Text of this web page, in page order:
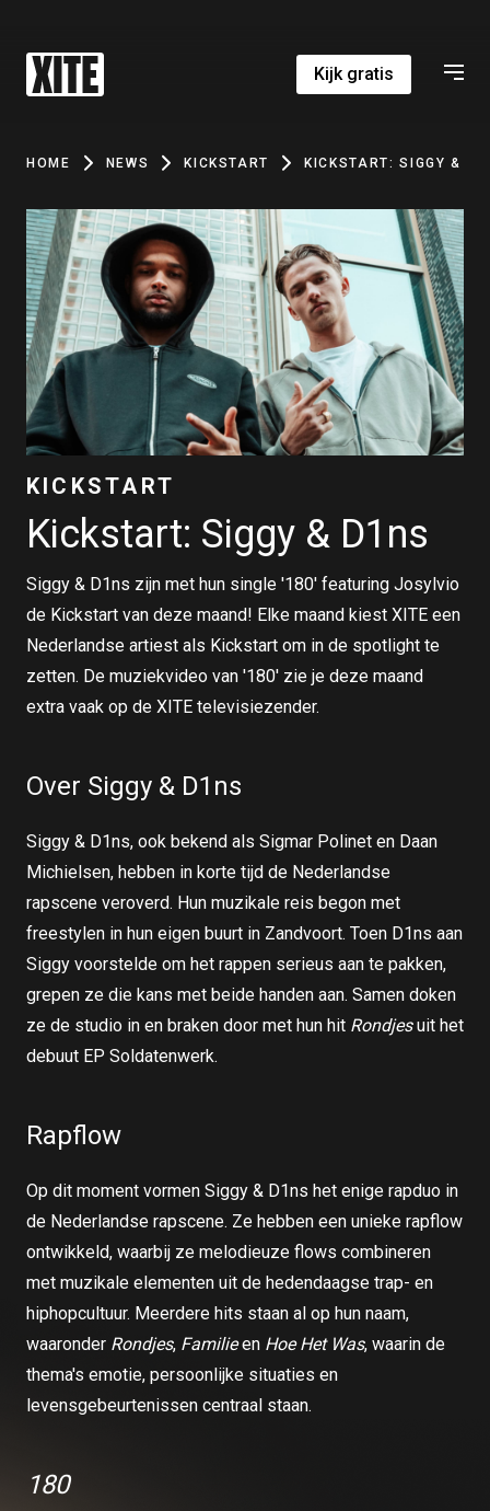
Kijk gratis
HOME NEWS KICKSTART KICKSTART: SIGGY &
KICKSTART
Kickstart: Siggy & D1ns
Siggy & D1ns zijn met hun single '180' featuring Josylvio
de Kickstart van deze maand! Elke maand kiest XITE een
Nederlandse artiest als Kickstart om in de spotlight te
zetten. De muziekvideo van '180' zie je deze maand
extra vaak op de XITE televisiezender.
Over Siggy & D1ns
Siggy & D1ns, ook bekend als Sigmar Polinet en Daan
Michielsen, hebben in korte tijd de Nederlandse
rapscene veroverd. Hun muzikale reis begon met
freestylen in hun eigen buurt in Zandvoort. Toen D1ns aan
Siggy voorstelde om het rappen serieus aan te pakken,
grepen ze die kans met beide handen aan. Samen doken
ze de studio in en braken door met hun hit Rondjesuit het
debuut EP Soldatenwerk.
Rapflow
Op dit moment vormen Siggy & D1ns het enige rapduo in
de Nederlandse rapscene. Ze hebben een unieke rapflow
ontwikkeld, waarbij ze melodieuze flows combineren
met muzikale elementen uit de hedendaagse trap- en
hiphopcultuur. Meerdere hits staan al op hun naam,
waaronder Rondjes, Familieen Hoe Het Was, waarin de
thema's emotie, persoonlijke situaties en
levensgebeurtenissen centraal staan.
180